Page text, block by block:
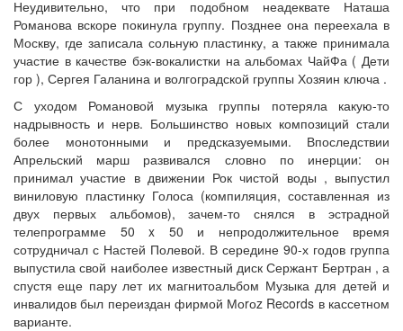
Неудивительно, что при подобном неадеквате Наташа
Романова вскоре покинула группу. Позднее она переехала в
Москву, где записала сольную пластинку, а также принимала
участие в качестве бэк-вокалистки на альбомах ЧайФа ( Дети
гор ), Сергея Галанина и волгоградской группы Хозяин ключа .
С уходом Романовой музыка группы потеряла какую-то
надрывность и нерв. Большинство новых композиций стали
более монотонными и предсказуемыми. Впоследствии
Апрельский марш развивался словно по инерции: он
принимал участие в движении Рок чистой воды , выпустил
виниловую пластинку Голоса (компиляция, составленная из
двух первых альбомов), зачем-то снялся в эстрадной
телепрограмме 50 x 50 и непродолжительное время
сотрудничал с Настей Полевой. В середине 90-х годов группа
выпустила свой наиболее известный диск Сержант Бертран , а
спустя еще пару лет их магнитоальбом Музыка для детей и
инвалидов был переиздан фирмой Моrоz Records в кассетном
варианте.